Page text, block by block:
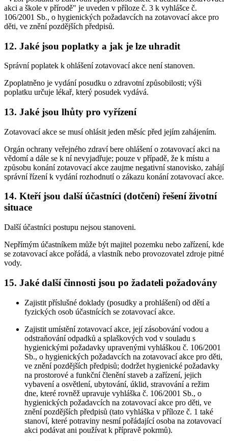
akci a škole v přírodě" je uveden v příloze č. 3 k vyhlášce č.
106/2001 Sb., o hygienických požadavcích na zotavovací akce pro
děti, ve znění pozdějších předpisů.
12. Jaké jsou poplatky a jak je lze uhradit
Správní poplatek k ohlášení zotavovací akce není stanoven.
Zpoplatněno je vydání posudku o zdravotní způsobilosti; výši
poplatku určuje lékař, který posudek vydává.
13. Jaké jsou lhůty pro vyřízení
Zotavovací akce se musí ohlásit jeden měsíc před jejím zahájením.
Orgán ochrany veřejného zdraví bere ohlášení o zotavovací akci na
vědomí a dále se k ní nevyjadřuje; pouze v případě, že k místu a
způsobu konání zotavovací akce zaujme negativní stanovisko, zahájí
správní řízení k vydání rozhodnutí o zákazu konání zotavovací akce.
14. Kteří jsou další účastníci (dotčení) řešení životní
situace
Další účastníci postupu nejsou stanoveni.
Nepřímým účastníkem může být majitel pozemku nebo zařízení, kde
se zotavovací akce pořádá, a vlastník nebo provozovatel zdroje pitné
vody.
15. Jaké další činnosti jsou po žadateli požadovány
Zajistit příslušné doklady (posudky a prohlášení) od dětí a
fyzických osob účastnících se zotavovací akce.
Zajistit umístění zotavovací akce, její zásobování vodou a
odstraňování odpadků a splaškových vod v souladu s
hygienickými požadavky upravenými vyhláškou č. 106/2001
Sb., o hygienických požadavcích na zotavovací akce pro děti,
ve znění pozdějších předpisů; dodržet hygienické požadavky
na prostorové a funkční členění staveb a zařízení, jejich
vybavení a osvětlení, ubytování, úklid, stravování a režim
dne, které rovněž upravuje vyhláška č. 106/2001 Sb., o
hygienických požadavcích na zotavovací akce pro děti, ve
znění pozdějších předpisů (tato vyhláška v příloze č. 1 také
stanoví, které potraviny nesmí pořádající osoba na zotavovací
akci podávat ani používat k přípravě pokrmů).